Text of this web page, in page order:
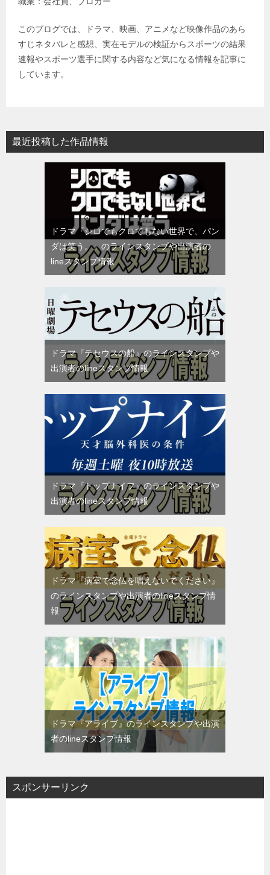
このブログでは、ドラマ、映画、アニメなど映像作品のあら
すじネタバレと感想、実在モデルの検証からスポーツの結果
速報やスポーツ選手に関する内容など気になる情報を記事に
しています。
最近投稿した作品情報
ドラマ『シロでもクロでもない世界で、パン
ダは笑う。』のラインスタンプや出演者の
lineスタンプ情報
ドラマ『テセウスの船』のラインスタンプや
出演者のlineスタンプ情報
ドラマ『トップナイフ』のラインスタンプや
出演者のlineスタンプ情報
ドラマ『病室で念仏を唱えないでください』
のラインスタンプや出演者のlineスタンプ情
報
ドラマ『アライブ』のラインスタンプや出演
者のlineスタンプ情報
スポンサーリンク